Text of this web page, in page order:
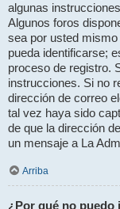
algunas
Algunos foros
sea por usted
pueda identificarse;
proceso de registro.
instrucciones. Si no
dirección de correo
tal vez haya sido
de que la dirección
un mensaje a La
Arriba
¿Por qué no puedo